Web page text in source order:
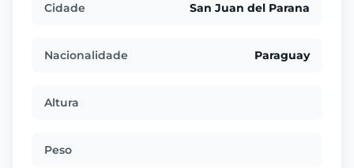
Cidade San Juan del Parana
Nacionalidade Paraguay
Altura
Peso